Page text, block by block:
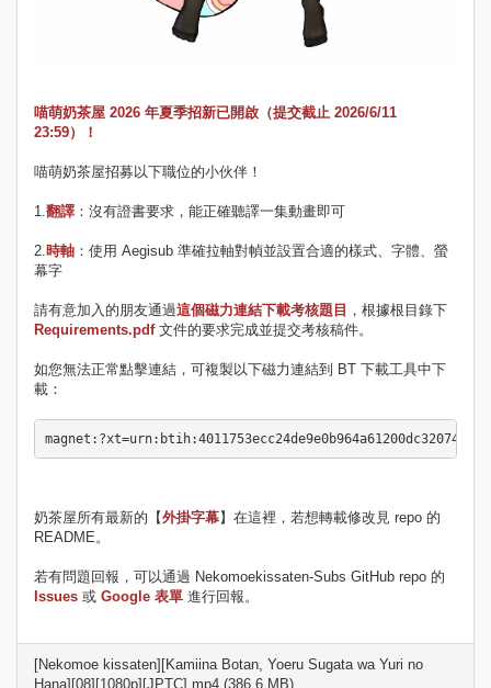
喵萌奶茶屋 2026 年夏季招新已開啟（提交截止 2026/6/11
23:59）！
喵萌奶茶屋招募以下職位的小伙伴！
1.翻譯 ：沒有證書要求，能正確聽譯一集動畫即可
2.時軸 ：使用 Aegisub 準確拉軸對幀並設置合適的樣式、字體、螢
幕字
請有意加入的朋友通過這個磁力連結下載考核題目 ，根據根目錄下
Requirements.pdf文件的要求完成並提交考核稿件。
如您無法正常點擊連結，可複製以下磁力連結到 BT 下載工具中下
載：
奶茶屋所有最新的【外掛字幕】在這裡，若想轉載修改見 repo 的
README。
若有問題回報，可以通過 Nekomoekissaten-Subs GitHub repo 的
Issues 或 Google 表單 進行回報。
[Nekomoe kissaten][Kamiina Botan, Yoeru Sugata wa Yuri no
Hana][08][1080p][JPTC].mp4 (386.6 MB)